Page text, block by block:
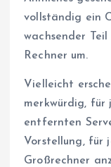
vollständig ein
wachsender
Rechner um.
Vielleicht
merkwürdig, für
entfernten
Vorstellung, für
Großrechner